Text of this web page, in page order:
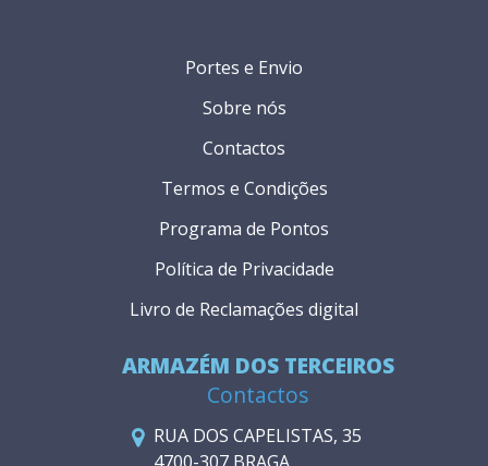
ARMAZÉM DOS TERCEIROS
Contactos
RUA DOS CAPELISTAS, 35
Portes e Envio
Sobre nós
Contactos
Termos e Condições
Programa de Pontos
Política de Privacidade
Livro de Reclamações digital